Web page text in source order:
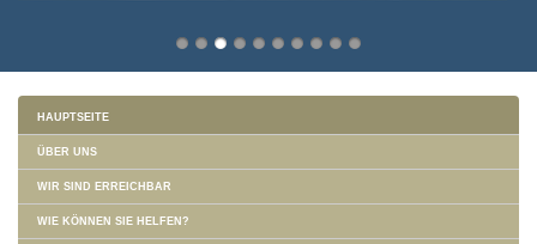
HAUPTSEITE
ÜBER UNS
WIR SIND ERREICHBAR
WIE KÖNNEN SIE HELFEN?